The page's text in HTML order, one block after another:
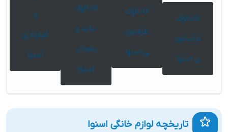
کاتالوگ
لباسشوی
ی اسنوا
کاتالوگ
ظرفشوی
ی اسنوا
کاتالوگ
ساید و
یخچال
اسنوا
و
کولرگازی
اسنوا
تاریخچه لوازم خانگی اسنوا